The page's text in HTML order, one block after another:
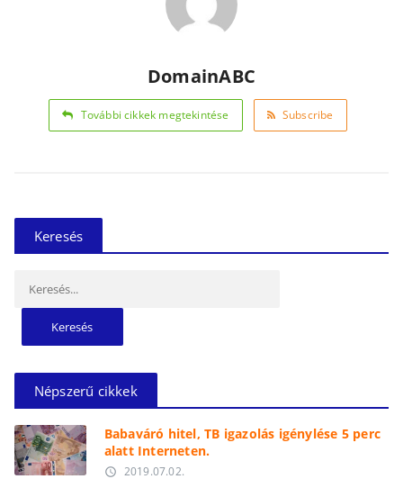
DomainABC
További cikkek megtekintése Subscribe
Keresés
Népszerű cikkek
Babaváró hitel, TB igazolás igénylése 5 perc
alatt Interneten.
access_time 2019.07.02.